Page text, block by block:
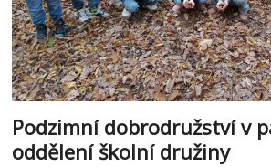
Podzimní dobrodružství v
oddělení školní družiny